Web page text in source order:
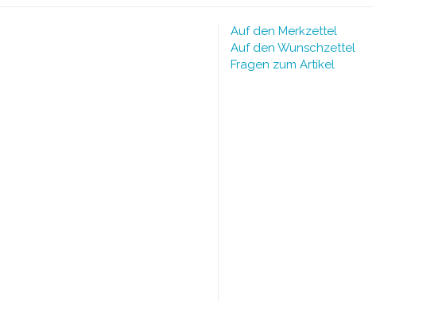
Auf den Merkzettel
Auf den Wunschzettel
Fragen zum Artikel